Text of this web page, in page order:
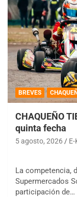
BREVES
CHAQUEÑO
quinta fecha
5 agosto, 2026
La competencia,
Supermercados
participación de…